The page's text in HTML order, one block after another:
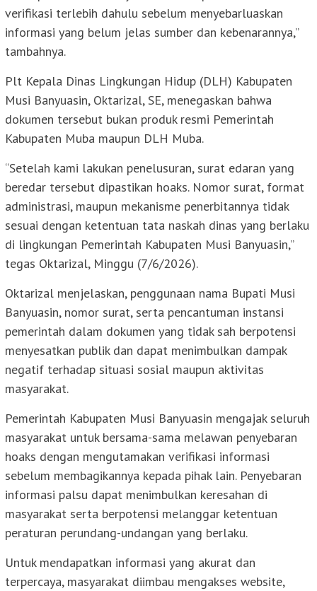
verifikasi terlebih dahulu sebelum menyebarluaskan
informasi yang belum jelas sumber dan kebenarannya,”
tambahnya.
Plt Kepala Dinas Lingkungan Hidup (DLH) Kabupaten
Musi Banyuasin, Oktarizal, SE, menegaskan bahwa
dokumen tersebut bukan produk resmi Pemerintah
Kabupaten Muba maupun DLH Muba.
“Setelah kami lakukan penelusuran, surat edaran yang
beredar tersebut dipastikan hoaks. Nomor surat, format
administrasi, maupun mekanisme penerbitannya tidak
sesuai dengan ketentuan tata naskah dinas yang berlaku
di lingkungan Pemerintah Kabupaten Musi Banyuasin,”
tegas Oktarizal, Minggu (7/6/2026).
Oktarizal menjelaskan, penggunaan nama Bupati Musi
Banyuasin, nomor surat, serta pencantuman instansi
pemerintah dalam dokumen yang tidak sah berpotensi
menyesatkan publik dan dapat menimbulkan dampak
negatif terhadap situasi sosial maupun aktivitas
masyarakat.
Pemerintah Kabupaten Musi Banyuasin mengajak seluruh
masyarakat untuk bersama-sama melawan penyebaran
hoaks dengan mengutamakan verifikasi informasi
sebelum membagikannya kepada pihak lain. Penyebaran
informasi palsu dapat menimbulkan keresahan di
masyarakat serta berpotensi melanggar ketentuan
peraturan perundang-undangan yang berlaku.
Untuk mendapatkan informasi yang akurat dan
terpercaya, masyarakat diimbau mengakses website,